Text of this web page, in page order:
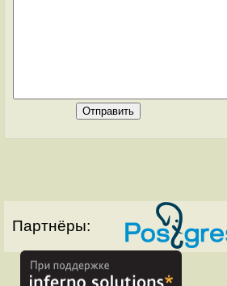
Партнёры: